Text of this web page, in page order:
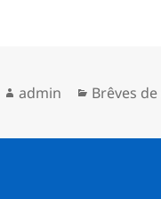
Auteur
admin Brêves